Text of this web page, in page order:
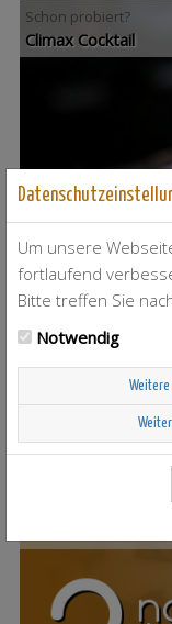
Schon probiert?
Climax Cocktail
Um unsere
fortlaufend
Bitte treffen Sie
Notwendig